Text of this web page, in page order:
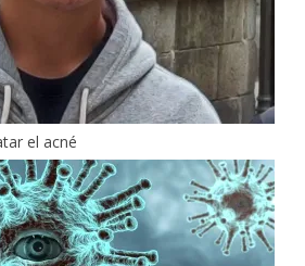
el acné